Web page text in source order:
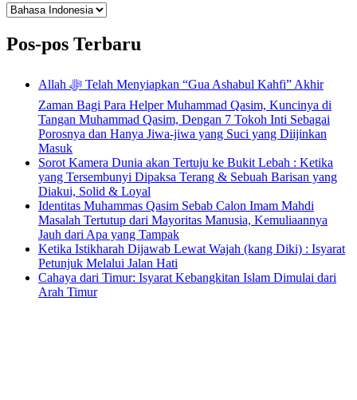
Pengalih
Pos-pos Terbaru
Allah ﷻ Telah Menyiapkan “Gua Ashabul Kahfi” Akhir
Zaman Bagi Para Helper Muhammad Qasim, Kuncinya di
Tangan Muhammad Qasim, Dengan 7 Tokoh Inti Sebagai
Porosnya dan Hanya Jiwa-jiwa yang Suci yang Diijinkan
Masuk
Sorot Kamera Dunia akan Tertuju ke Bukit Lebah : Ketika
yang Tersembunyi Dipaksa Terang & Sebuah Barisan yang
Diakui, Solid & Loyal
Identitas Muhammas Qasim Sebab Calon Imam Mahdi
Masalah Tertutup dari Mayoritas Manusia, Kemuliaannya
Jauh dari Apa yang Tampak
Ketika Istikharah Dijawab Lewat Wajah (kang Diki) : Isyarat
Petunjuk Melalui Jalan Hati
Cahaya dari Timur: Isyarat Kebangkitan Islam Dimulai dari
Arah Timur